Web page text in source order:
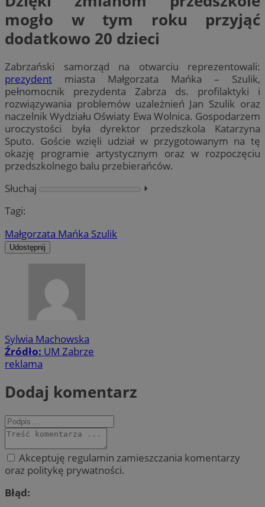
mogło w tym roku przyjąć
dodatkowo 20 dzieci
Zabrzański samorząd na otwarciu reprezentowali:
prezydent miasta Małgorzata Mańka – Szulik,
pełnomocnik prezydenta Zabrza ds. profilaktyki i
rozwiązywania problemów uzależnień Jan Szulik oraz
naczelnik Wydziału Oświaty Ewa Wolnica. Gospodarzem
uroczystości była dyrektor przedszkola Katarzyna
Sputo. Goście wzięli udział w przygotowanym na tę
okazję programie artystycznym oraz w rozpoczęciu
przedszkolnego balu przebierańców.
Słuchaj
⏵︎
Tagi:
Małgorzata Mańka Szulik
Udostępnij
Sylwia Machowska
Źródło: UM Zabrze
reklama
Dodaj komentarz
Akceptuję regulamin zamieszczania komentarzy
oraz politykę prywatności.
Błąd: